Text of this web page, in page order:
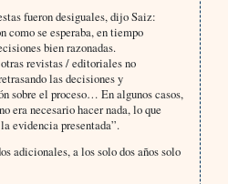
fueron desiguales, dijo Saiz:
como se esperaba, en tiempo
bien razonadas.
revistas / editoriales no
las decisiones y
sobre el proceso… En algunos casos,
era necesario hacer nada, lo que
evidencia presentada”.
adicionales, a los solo dos años solo